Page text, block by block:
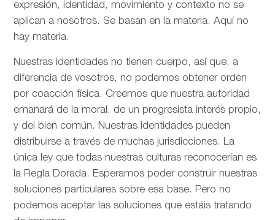
expresión, identidad, movimiento y contexto no se
aplican a nosotros. Se basan en la materia. Aquí no
hay materia.
Nuestras identidades no tienen cuerpo, así que, a
diferencia de vosotros, no podemos obtener orden
por coacción física. Creemos que nuestra autoridad
emanará de la moral, de un progresista interés propio,
y del bien común. Nuestras identidades pueden
distribuirse a través de muchas jurisdicciones. La
única ley que todas nuestras culturas reconocerían es
la Regla Dorada. Esperamos poder construir nuestras
soluciones particulares sobre esa base. Pero no
podemos aceptar las soluciones que estáis tratando